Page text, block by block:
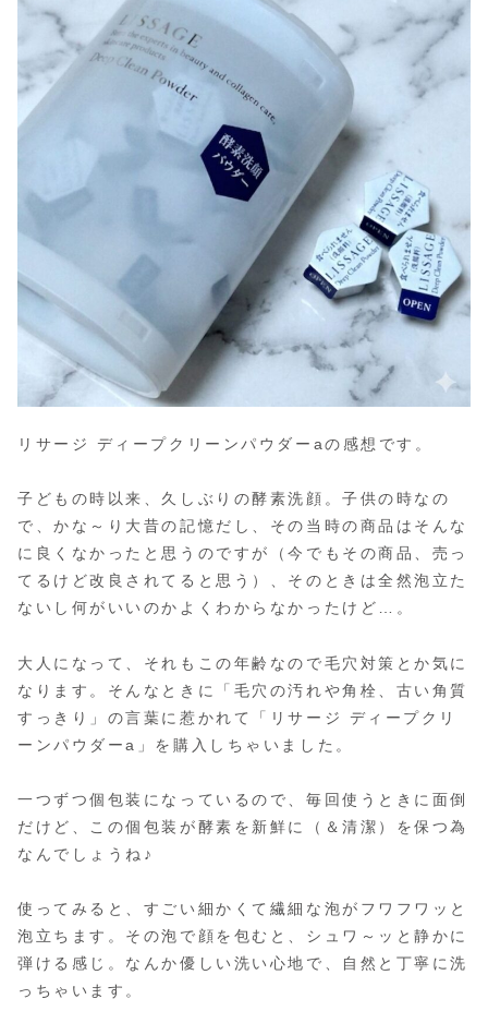
リサージ ディープクリーンパウダーaの感想です。
子どもの時以来、久しぶりの酵素洗顔。子供の時なの
で、かな～り大昔の記憶だし、その当時の商品はそんな
に良くなかったと思うのですが（今でもその商品、売っ
てるけど改良されてると思う）、そのときは全然泡立た
ないし何がいいのかよくわからなかったけど…。
大人になって、それもこの年齢なので毛穴対策とか気に
なります。そんなときに「毛穴の汚れや角栓、古い角質
すっきり」の言葉に惹かれて「リサージ ディープクリ
ーンパウダーa」を購入しちゃいました。
一つずつ個包装になっているので、毎回使うときに面倒
だけど、この個包装が酵素を新鮮に（＆清潔）を保つ為
なんでしょうね♪
使ってみると、すごい細かくて繊細な泡がフワフワッと
泡立ちます。その泡で顔を包むと、シュワ～ッと静かに
弾ける感じ。なんか優しい洗い心地で、自然と丁寧に洗
っちゃいます。